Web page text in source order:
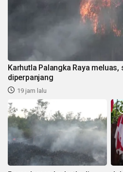
Karhutla Palangka Raya
diperpanjang
19 jam lalu